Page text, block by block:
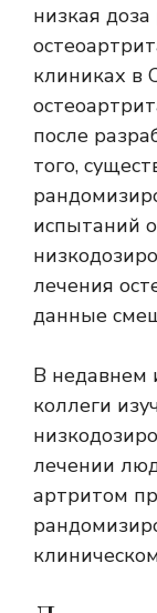
низкая
клиниках в
после
того,
испытаний
лечения
данные
В недавнем
коллеги
лечении
артритом